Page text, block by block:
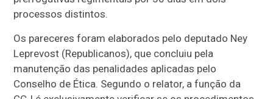
processos distintos.
Os pareceres foram elaborados pelo deputado Ney
Leprevost (Republicanos), que concluiu pela
manutenção das penalidades aplicadas pelo
Conselho de Ética. Segundo o relator, a função da